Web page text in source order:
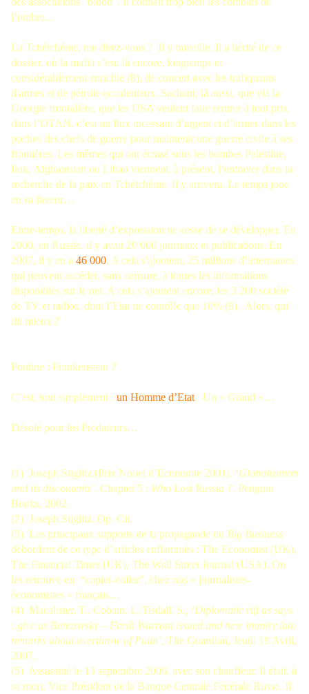
l’ombre...
La Tchétchénie, me direz-vous ? Il y travaille. Il a hérité de ce
dossier, où la mafia s’est, là encore, longtemps et
considérablement enrichie (8), de concert avec les trafiquants
d'armes et de pétrole occidentaux. Sachant, là aussi, que via la
Georgie frontalière, que les USA veulent faire rentrer à tout prix
dans l’OTAN, c’est un flux incessant d’argent et d’armes dans les
poches des chefs de guerre pour maintenir une guerre civile à ses
frontières. Les mêmes qui ont écrasé sous les bombes Palestine,
Irak, Afghanistan ou Liban viennent, à présent, l’entraver dans la
recherche de la paix en Tchétchénie. Il y arrivera. Le temps joue
en sa faveur…
Entre-temps, la liberté d’expression ne cesse de se développer. En
2000, en Russie, il y avait 20 000 journaux et publications. En
2007, il y en a 46 000. A cela s'ajoutent, 25 millions d’internautes
qui peuvent accéder, sans censure, à toutes les informations
disponibles sur le net. A cela s’ajoutent encore, les 3 200 société
de TV et radios, dont l’Etat ne contrôle que 10% (9). Alors, qui
dit mieux ?
Poutine : Frankenstein ?
C’est, tout simplement : un Homme d’Etat. Un « Grand »…
Désolé pour les Prédateurs…
(1) Joseph Stiglitz (Prix Nobel d’Economie 2001). ‘Globalization
and its discontents’, Chapter 5 : Who Lost Russia ?, Penguin
Books, 2002.
(2) Joseph Stiglitz. Op. Cit.
(3) Les principaux supports de la propagande du Big Business
débordent de ce type d’articles enflammés : The Economist (UK),
The Financial Times (UK), The Wall Street Journal (USA). On
les retrouve en “copier-coller”, chez nos « journalistes-
économistes » français…
(4) Macalister, T., Cobain, I., Tisdall, S., ‘Diplomatic rift as says
: give us Berezovsky – Fresh Warrant issued and new inquiry into
remarks about overthrow of Putin’, The Guardian, Jeudi 19 Avril,
2007.
(5) Assassiné le 13 septembre 2006, avec son chauffeur. Il était, à
sa mort, Vice Président de la Banque Centrale Fédérale Russe. Il